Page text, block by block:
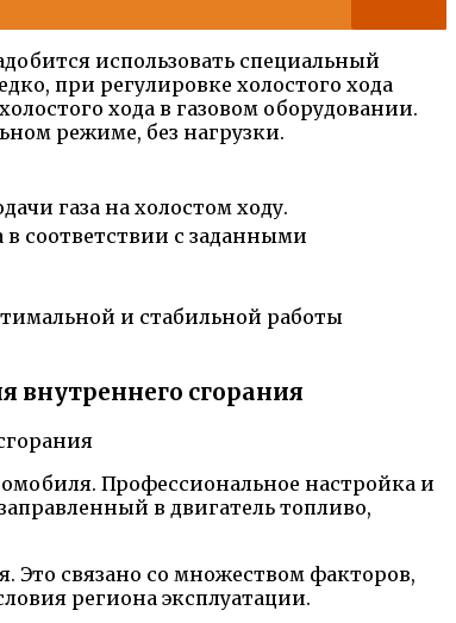
использовать специальный
при регулировке холостого хода
хода в газовом оборудовании.
режиме, без нагрузки.
газа на холостом ходу.
соответствии с заданными
и стабильной работы
внутреннего сгорания
Профессиональное настройка и
в двигатель топливо,
Это связано со множеством факторов,
региона эксплуатации.